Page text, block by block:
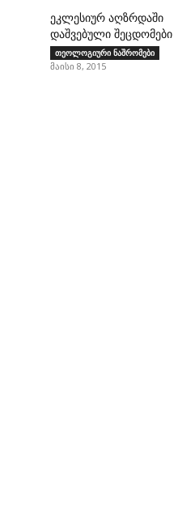
ეკლესიურ აღზრდაში
დაშვებული შეცდომები
თეოლოგიური ნაშრომები
მაისი 8, 2015